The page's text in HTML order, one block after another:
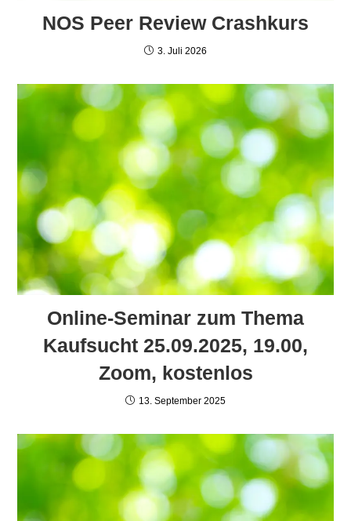
NOS Peer Review Crashkurs
3. Juli 2026
Online-Seminar zum Thema
Kaufsucht 25.09.2025, 19.00,
Zoom, kostenlos
13. September 2025